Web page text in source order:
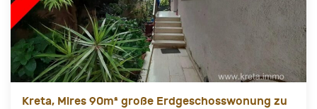
Kreta, Mires 90m² große Erdgeschosswonung zu